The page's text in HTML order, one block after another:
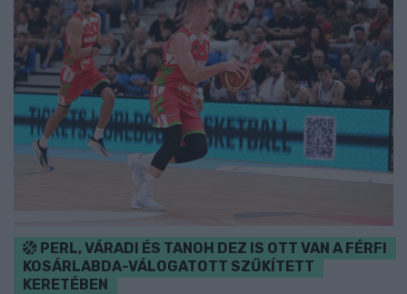
PERL, VÁRADI ÉS TANOH DEZ IS OTT VAN A FÉRFI
KOSÁRLABDA-VÁLOGATOTT SZŰKÍTETT
KERETÉBEN